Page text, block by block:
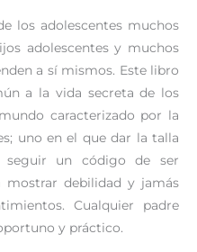
los adolescentes muchos
adolescentes y muchos
a sí mismos. Este libro
a la vida secreta de los
caracterizado por la
uno en el que dar la talla
un código de ser
debilidad y jamás
Cualquier padre
y práctico.